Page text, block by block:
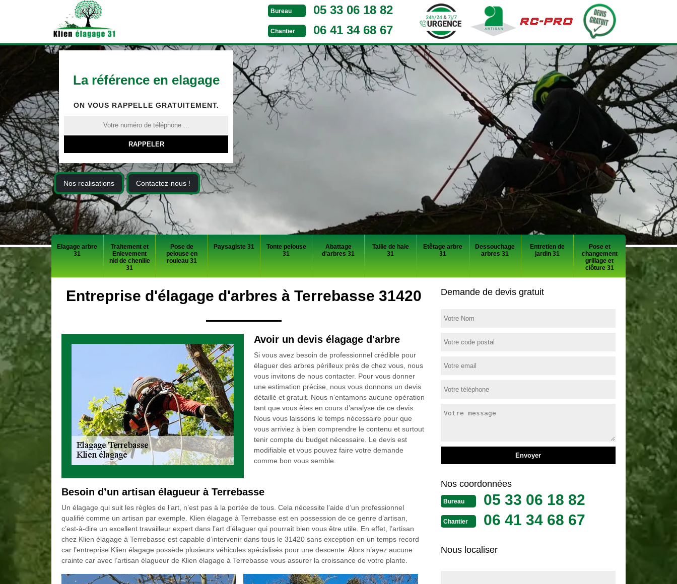
Bureau 05 33 06 18 82
Chantier 06 41 34 68 67
La référence en elagage
ON VOUS RAPPELLE GRATUITEMENT.
Nos realisations Contactez-nous !
Elagage arbre
31
Traitement et
Enlevement
nid de chenille
31
Pose de
pelouse en
rouleau 31
Paysagiste 31
Tonte pelouse
31
Abattage
d'arbres 31
Taille de haie
31
Etêtage arbre
31
Dessouchage
arbres 31
Entretien de
jardin 31
Pose et
changement
grillage et
clôture 31
Entreprise d'élagage d'arbres à Terrebasse 31420
Avoir un devis élagage d'arbre
Si vous avez besoin de professionnel crédible pour
élaguer des arbres périlleux près de chez vous, nous
vous invitons de nous contacter. Pour vous donner
une estimation précise, nous vous donnons un devis
détaillé et gratuit. Nous n’entamons aucune opération
tant que vous êtes en cours d’analyse de ce devis.
Nous vous laissons le temps nécessaire pour que
vous arriviez à bien comprendre le contenu et surtout
tenir compte du budget nécessaire. Le devis est
modifiable et vous pouvez faire votre demande
comme bon vous semble.
Besoin d’un artisan élagueur à Terrebasse
Un élagage qui suit les règles de l’art, n’est pas à la portée de tous. Cela nécessite l’aide d’un professionnel
qualifié comme un artisan par exemple. Klien élagage à Terrebasse est en possession de ce genre d’artisan,
c’est-à-dire un excellent travailleur expert dans l’art d’élaguer qui pourrait bien vous être utile. En effet, l’artisan
chez Klien élagage à Terrebasse est capable d’intervenir dans tous le 31420 sans exception en un temps record
car l’entreprise Klien élagage possède plusieurs véhicules spécialisés pour une descente. Alors n’ayez aucune
crainte car avec l’artisan élagueur de Klien élagage à Terrebasse vous assurer la croissance de votre plante.
Demande de devis gratuit
Nos coordonnées
Bureau 05 33 06 18 82
Chantier 06 41 34 68 67
Nous localiser